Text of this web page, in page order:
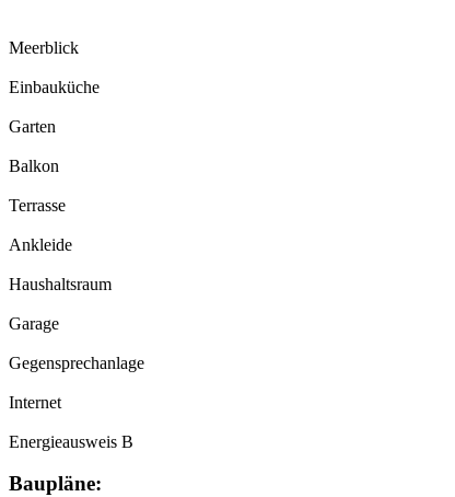
Meerblick
Einbauküche
Garten
Balkon
Terrasse
Ankleide
Haushaltsraum
Garage
Gegensprechanlage
Internet
Energieausweis B
Baupläne: